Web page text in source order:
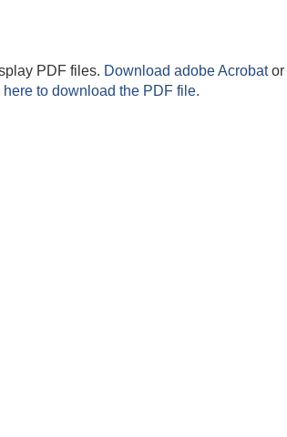
PDF files. Download adobe Acrobator
here to download the PDF file.